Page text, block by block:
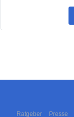
Ratgeber Presse